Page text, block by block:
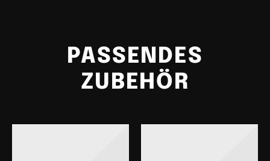
• Hersteller: Winmau
• Lieferumfang: 3 Exemplare
• Material: Kunststoff
PASSENDES
ZUBEHÖR